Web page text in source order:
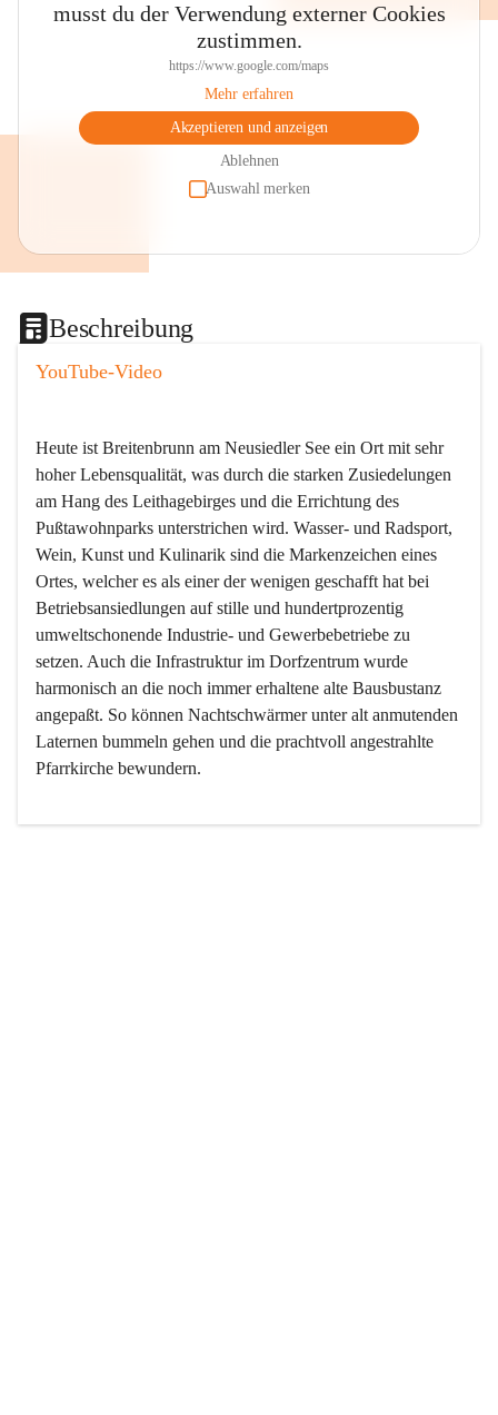
musst du der Verwendung externer Cookies
zustimmen.
https://www.google.com/maps
Mehr erfahren
Akzeptieren und anzeigen
Ablehnen
Auswahl merken
Beschreibung
YouTube-Video
Heute ist Breitenbrunn am Neusiedler See ein Ort mit sehr
hoher Lebensqualität, was durch die starken Zusiedelungen
am Hang des Leithagebirges und die Errichtung des
Pußtawohnparks unterstrichen wird. Wasser- und Radsport,
Wein, Kunst und Kulinarik sind die Markenzeichen eines
Ortes, welcher es als einer der wenigen geschafft hat bei
Betriebsansiedlungen auf stille und hundertprozentig
umweltschonende Industrie- und Gewerbebetriebe zu
setzen. Auch die Infrastruktur im Dorfzentrum wurde
harmonisch an die noch immer erhaltene alte Bausbustanz
angepaßt. So können Nachtschwärmer unter alt anmutenden
Laternen bummeln gehen und die prachtvoll angestrahlte
Pfarrkirche bewundern.
Der Weinbau dominert heute nicht mehr, ist aber integrativer